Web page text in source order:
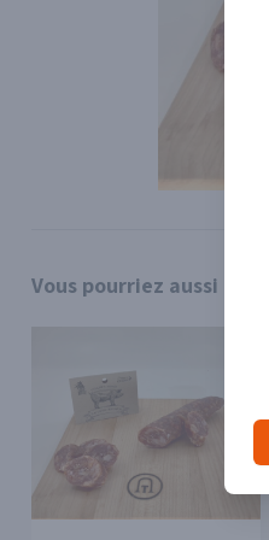
Vous pourriez aussi aimer